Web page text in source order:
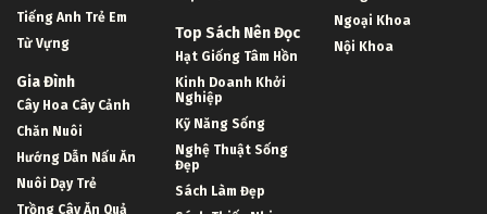
Tiếng Anh Trẻ Em
Từ Vựng
Gia Đình
Cây Hoa Cây Cảnh
Chăn Nuôi
Hướng Dẫn Nấu Ăn
Nuôi Dạy Trẻ
Trồng Cây Ăn Quả
Top Sách Nên Đọc
Hạt Giống Tâm Hồn
Kinh Doanh Khởi
Nghiệp
Kỹ Năng Sống
Nghệ Thuật Sống
Đẹp
Sách Làm Đẹp
Ngoại Khoa
Nội Khoa